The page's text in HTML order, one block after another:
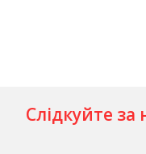
Слідкуйте за